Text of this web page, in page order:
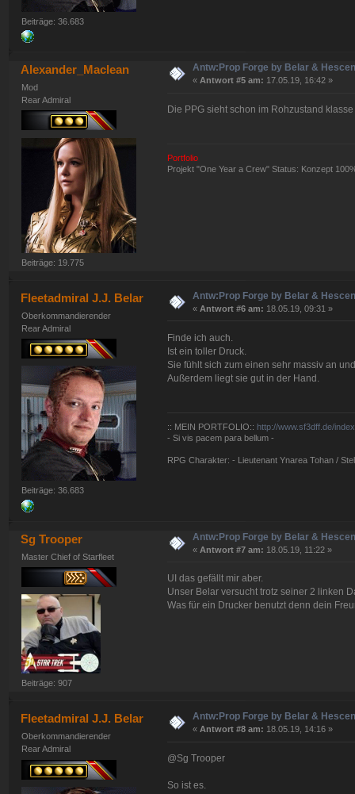
Beiträge: 36.683
Alexander_Maclean
Mod
Rear Admiral
Beiträge: 19.775
Antw:Prop Forge by Belar &
« Antwort #5 am: 17.05.19, 16:42 »
Die PPG sieht schon im Rohzustand
Portfolio
Projekt "One Year a Crew" Status: Konzept
Fleetadmiral J.J. Belar
Oberkommandierender
Rear Admiral
Beiträge: 36.683
Antw:Prop Forge by Belar &
« Antwort #6 am: 18.05.19, 09:31 »
Finde ich auch.
Ist ein toller Druck.
Sie fühlt sich zum einen sehr massiv an
Außerdem liegt sie gut in der Hand.
:: MEIN PORTFOLIO:: http://www.sf3dff.de/
- Si vis pacem para bellum -
RPG Charakter: - Lieutenant Ynarea Tohan /
Sg Trooper
Master Chief of Starfleet
Beiträge: 907
Antw:Prop Forge by Belar &
« Antwort #7 am: 18.05.19, 11:22 »
UI das gefällt mir aber.
Unser Belar versucht trotz seiner 2 linken
Was für ein Drucker benutzt denn dein
Fleetadmiral J.J. Belar
Oberkommandierender
Rear Admiral
Antw:Prop Forge by Belar &
« Antwort #8 am: 18.05.19, 14:16 »
@Sg Trooper
So ist es.